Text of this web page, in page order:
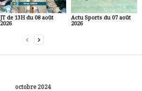
JT de 13H du 08 août
2026
Actu Sports du 07 août
2026
octobre 2024